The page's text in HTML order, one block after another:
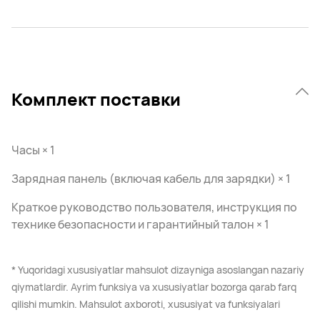
Комплект поставки
Часы × 1
Зарядная панель (включая кабель для зарядки) × 1
Краткое руководство пользователя, инструкция по
технике безопасности и гарантийный талон × 1
* Yuqoridagi xususiyatlar mahsulot dizayniga asoslangan nazariy
qiymatlardir. Ayrim funksiya va xususiyatlar bozorga qarab farq
qilishi mumkin. Mahsulot axboroti, xususiyat va funksiyalari